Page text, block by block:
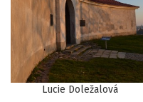
Lucie Doležalová